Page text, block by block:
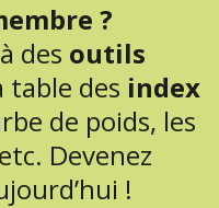
?
des outils
table des index
de poids, les
Devenez
!